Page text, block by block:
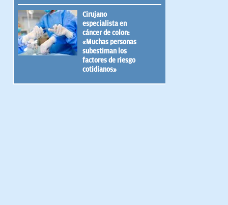
Cirujano
especialista en
cáncer de colon:
«Muchas personas
subestiman los
factores de riesgo
cotidianos»